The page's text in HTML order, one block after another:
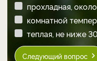
прохладная,
комнатной
теплая, не ниже
Следующий вопрос